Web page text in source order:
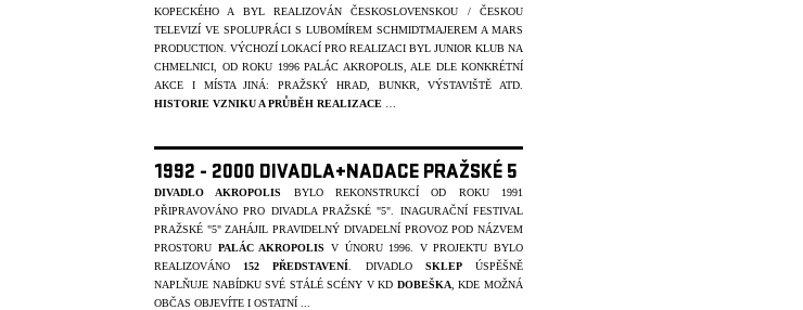
KOPECKÉHO A BYL REALIZOVÁN ČESKOSLOVENSKOU / ČESKOU
TELEVIZÍ VE SPOLUPRÁCI S LUBOMÍREM SCHMIDTMAJEREM A MARS
PRODUCTION. VÝCHOZÍ LOKACÍ PRO REALIZACI BYL JUNIOR KLUB NA
CHMELNICI, OD ROKU 1996 PALÁC AKROPOLIS, ALE DLE KONKRÉTNÍ
AKCE I MÍSTA JINÁ: PRAŽSKÝ HRAD, BUNKR, VÝSTAVIŠTĚ ATD.
HISTORIE VZNIKU A PRŮBĚH REALIZACE
1992 - 2000 DIVADLA+NADACE PRAŽSKÉ 5
DIVADLO AKROPOLIS
BYLO REKONSTRUKCÍ OD ROKU 1991
PŘIPRAVOVÁNO PRO DIVADLA PRAŽSKÉ "5". INAGURAČNÍ FESTIVAL
PRAŽSKÉ "5" ZAHÁJIL PRAVIDELNÝ DIVADELNÍ PROVOZ POD NÁZVEM
PROSTORU PALÁC AKROPOLIS
V ÚNORU 1996. V PROJEKTU BYLO
REALIZOVÁNO 152 PŘEDSTAVENÍ . DIVADLO SKLEPÚSPĚŠNĚ
NAPLŇUJE NABÍDKU SVÉ STÁLÉ SCÉNY V KD DOBEŠKA, KDE MOŽNÁ
OBČAS OBJEVÍTE I OSTATNÍ ...